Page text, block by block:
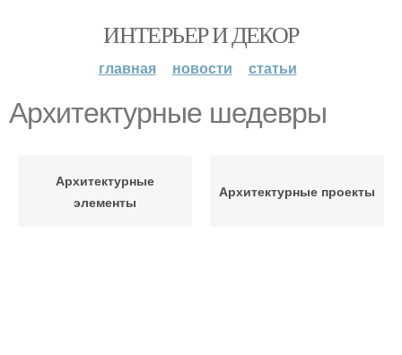
ИНТЕРЬЕР И ДЕКОР
главная новости статьи
Архитектурные шедевры
Архитектурные
элементы
Архитектурные проекты